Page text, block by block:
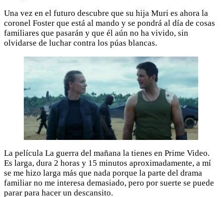
Una vez en el futuro descubre que su hija Muri es ahora la
coronel Foster que está al mando y se pondrá al día de cosas
familiares que pasarán y que él aún no ha vivido, sin
olvidarse de luchar contra los púas blancas.
La película La guerra del mañana la tienes en Prime Video.
Es larga, dura 2 horas y 15 minutos aproximadamente, a mí
se me hizo larga más que nada porque la parte del drama
familiar no me interesa demasiado, pero por suerte se puede
parar para hacer un descansito.